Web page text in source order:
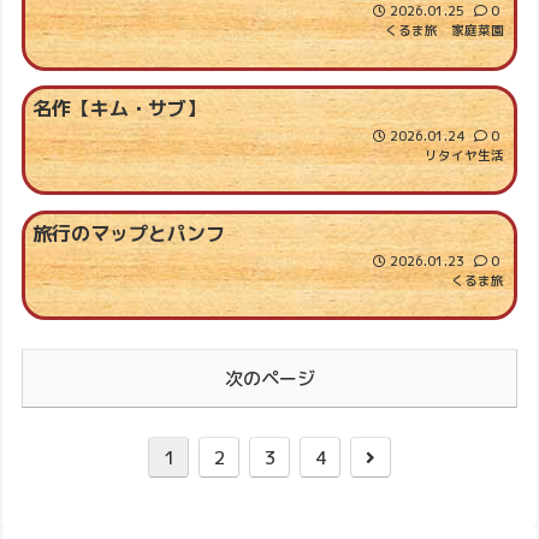
2026.01.25
0
くるま旅
家庭菜園
名作【キム・サブ】
2026.01.24
0
リタイヤ生活
旅行のマップとパンフ
2026.01.23
0
くるま旅
次のページ
1 2 3 4